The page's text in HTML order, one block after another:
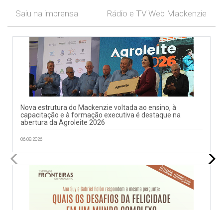
Saiu na imprensa Rádio e TV Web Mackenzie
Nova estrutura do Mackenzie voltada ao ensino, à
capacitação e à formação executiva é destaque na
abertura da Agroleite 2026
06.08.2026